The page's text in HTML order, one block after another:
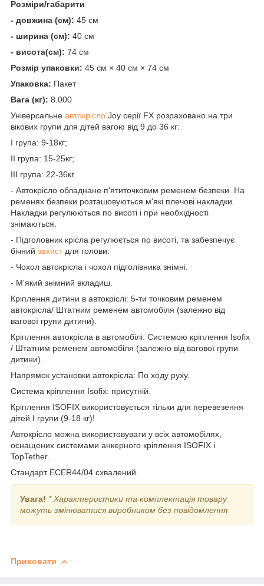
Розміри/габарити
- довжина (см): 45 см
- ширина (см): 40 см
- висота(см): 74 см
Розмір упаковки: 45 см × 40 см × 74 см
Упаковка: Пакет
Вага (кг): 8.000
Універсальне автокрісло Joy серії FX розраховано на три
вікових групи для дітей вагою від 9 до 36 кг:
I група: 9-18кг;
II група: 15-25кг;
III група: 22-36кг.
- Автокрісло обладнане п'ятиточковим ременем безпеки. На
ременях безпеки розташовуються м'які плечові накладки.
Накладки регулюються по висоті і при необхідності
знімаються.
- Підголовник крісла регулюється по висоті, та забезпечує
бічний захистдля голови.
- Чохол автокрісла і чохол підголівника знімні.
- М'який знімний вкладиш.
Кріплення дитини в автокріслі: 5-ти точковим ременем
автокрісла/ Штатним ременем автомобіля (залежно від
вагової групи дитини).
Кріплення автокрісла в автомобілі: Системою кріплення Isofix
/ Штатним ременем автомобіля (залежно від вагової групи
дитини).
Напрямок установки автокрісла: По ходу руху.
Система кріплення Isofix: присутній.
Кріплення ISOFIX використовується тільки для перевезення
дітей I групи (9-18 кг)!
Автокрісло можна використовувати у всіх автомобілях,
оснащених системами анкерного кріплення ISOFIX і
TopTether.
Стандарт ECER44/04 схвалений.
Увага! * Характеристики та комплектація товару
можуть змінюватися виробником без повідомлення
Приховати